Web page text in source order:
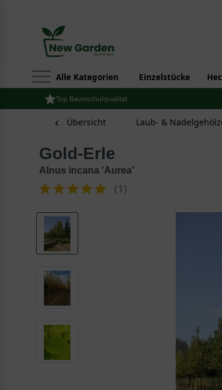
Alle Kategorien Einzelstücke
Top Baumschulqualität
Übersicht Laub- &
Gold-Erle
Alnus incana 'Aurea'
(1 )